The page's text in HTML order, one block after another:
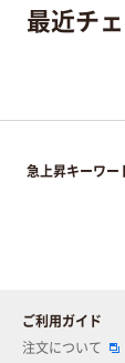
最近チ
急上昇キーワー
ご利用ガイド
注文について